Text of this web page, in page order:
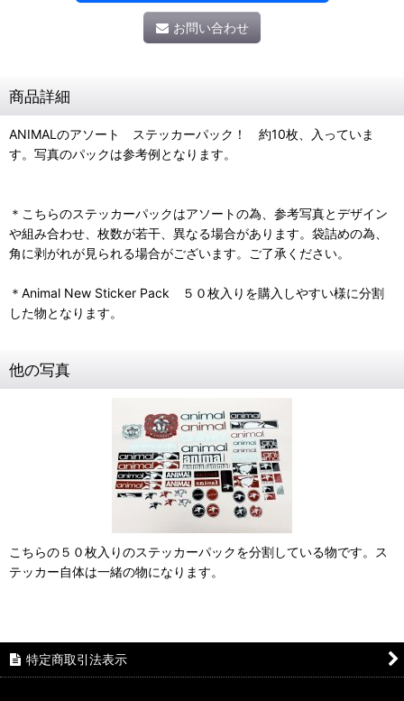
お問い合わせ
商品詳細
ANIMALのアソート ステッカーパック！ 約10枚、入っていま
す。写真のパックは参考例となります。
＊こちらのステッカーパックはアソートの為、参考写真とデザイン
や組み合わせ、枚数が若干、異なる場合があります。袋詰めの為、
角に剥がれが見られる場合がございます。ご了承ください。
＊Animal New Sticker Pack ５０枚入りを購入しやすい様に分割
した物となります。
他の写真
こちらの５０枚入りのステッカーパックを分割している物です。ス
テッカー自体は一緒の物になります。
特定商取引法表示